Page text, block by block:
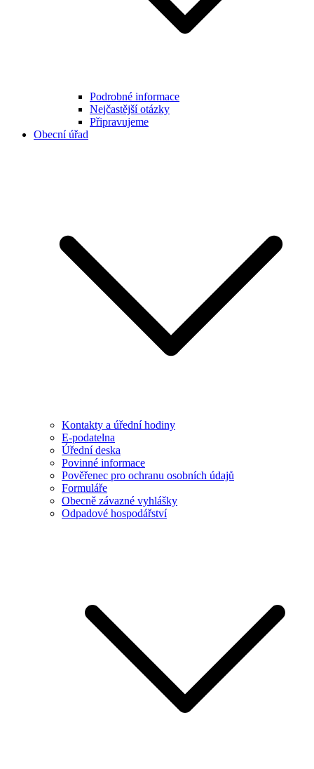
Podrobné informace
Nejčastější otázky
Připravujeme
Obecní úřad
Kontakty a úřední hodiny
E-podatelna
Úřední deska
Povinné informace
Pověřenec pro ochranu osobních údajů
Formuláře
Obecně závazné vyhlášky
Odpadové hospodářství